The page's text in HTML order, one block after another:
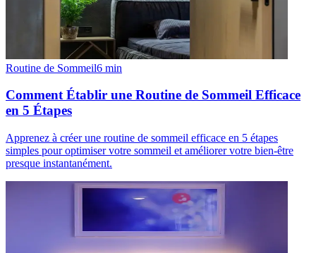
Routine de Sommeil6 min
Comment Établir une Routine de Sommeil Efficace
en 5 Étapes
Apprenez à créer une routine de sommeil efficace en 5 étapes
simples pour optimiser votre sommeil et améliorer votre bien-être
presque instantanément.